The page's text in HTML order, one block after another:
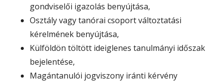
gondviselői igazolás benyújtása,
Osztály vagy tanórai csoport változtatási
kérelmének benyújtása,
Külföldön töltött ideiglenes tanulmányi időszak
bejelentése,
Magántanulói jogviszony iránti kérvény